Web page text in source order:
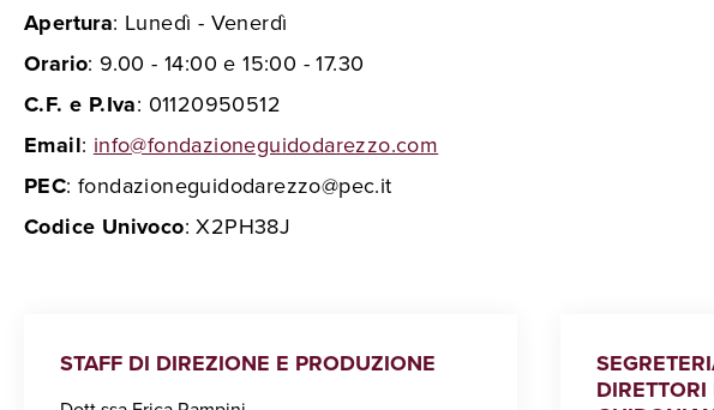
Apertura: Lunedì - Venerdì
Orario: 9.00 - 14:00 e 15:00 - 17.30
C.F. e P.Iva: 01120950512
Email:info@fondazioneguidodarezzo.com
PEC: fondazioneguidodarezzo@pec.it
Codice Univoco: X2PH38J
STAFF DI DIREZIONE E PRODUZIONE